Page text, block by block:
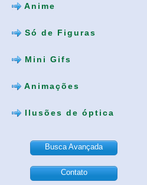
Anime
Só de Figuras
Mini Gifs
Animações
Ilusões de óptica
Busca Avançada
Contato